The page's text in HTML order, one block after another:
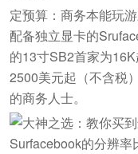
定预算：商务本能玩
配备独立显卡的
的13寸SB2首家为
2500美元起（不含税
的商务人士。
Surfacebook的分辨